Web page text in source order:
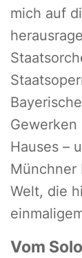
mich auf
Gewerken
Hauses –
Münchner
Welt, die
Vom